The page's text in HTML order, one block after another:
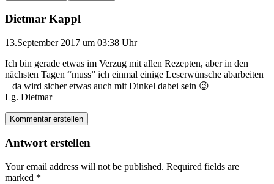
Dietmar Kappl
13.September 2017 um 03:38 Uhr
Ich bin gerade etwas im Verzug mit allen Rezepten, aber in den
nächsten Tagen “muss” ich einmal einige Leserwünsche abarbeiten
– da wird sicher etwas auch mit Dinkel dabei sein 😉
Lg. Dietmar
Kommentar erstellen
Antwort erstellen
Your email address will not be published. Required fields are
marked *